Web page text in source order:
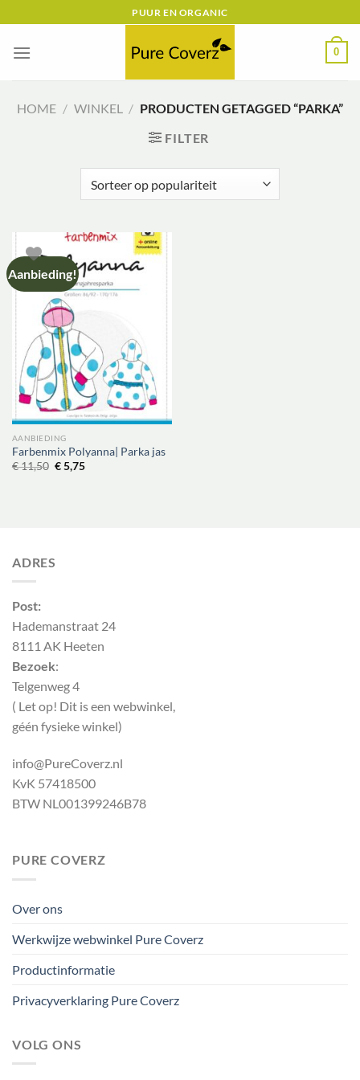
naar
inhoud
PUUR EN ORGANIC
0
HOME / WINKEL / PRODUCTEN GETAGGED “PARKA”
FILTER
Aanbieding!
AANBIEDING
Farbenmix Polyanna| Parka jas
€11,50 Oorspronkelijke
prijs
€5,75Huidige
ADRES
Post:
Hademanstraat 24
8111 AK Heeten
Bezoek:
Telgenweg 4
( Let op! Dit is een webwinkel,
géén fysieke winkel)
info@PureCoverz.nl
KvK 57418500
BTW NL001399246B78
PURE COVERZ
Over ons
Werkwijze webwinkel Pure Coverz
Productinformatie
Privacyverklaring Pure Coverz
VOLG ONS